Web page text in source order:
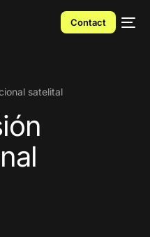
Contact
satelital